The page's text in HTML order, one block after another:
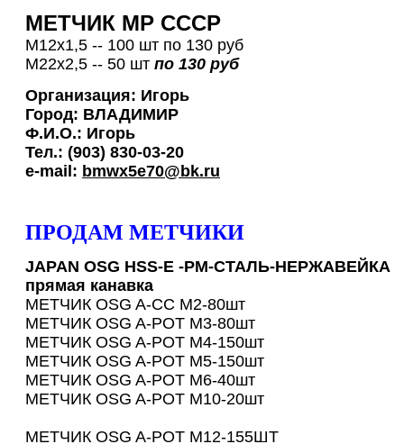
МЕТЧИК МР СССР
М12х1,5 -- 100 шт по 130 руб
М22х2,5 -- 50 шт по 130 руб
Организация: Игорь
Город: ВЛАДИМИР
Ф.И.О.: Игорь
Тел.: (903) 830-03-20
e-mail: bmwx5e70@bk.ru
ПРОДАМ МЕТЧИКИ
JAPAN OSG HSS-E -РМ-СТАЛЬ-НЕРЖАВЕЙКА
прямая канавка
МЕТЧИК ОSG A-СС M2-80шт
МЕТЧИК ОSG A-POT M3-80шт
МЕТЧИК ОSG A-POT M4-150шт
МЕТЧИК ОSG A-POT M5-150шт
МЕТЧИК ОSG A-POT M6-40шт
МЕТЧИК ОSG A-POT M10-20шт
МЕТЧИК ОSG A-POT M12-155ШТ